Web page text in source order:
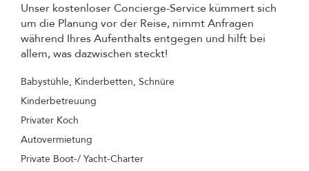
Unser kostenloser Concierge-Service kümmert sich
um die Planung vor der Reise, nimmt Anfragen
während Ihres Aufenthalts entgegen und hilft bei
allem, was dazwischen steckt!
Babystühle, Kinderbetten, Schnüre
Kinderbetreuung
Privater Koch
Autovermietung
Private Boot-/ Yacht-Charter